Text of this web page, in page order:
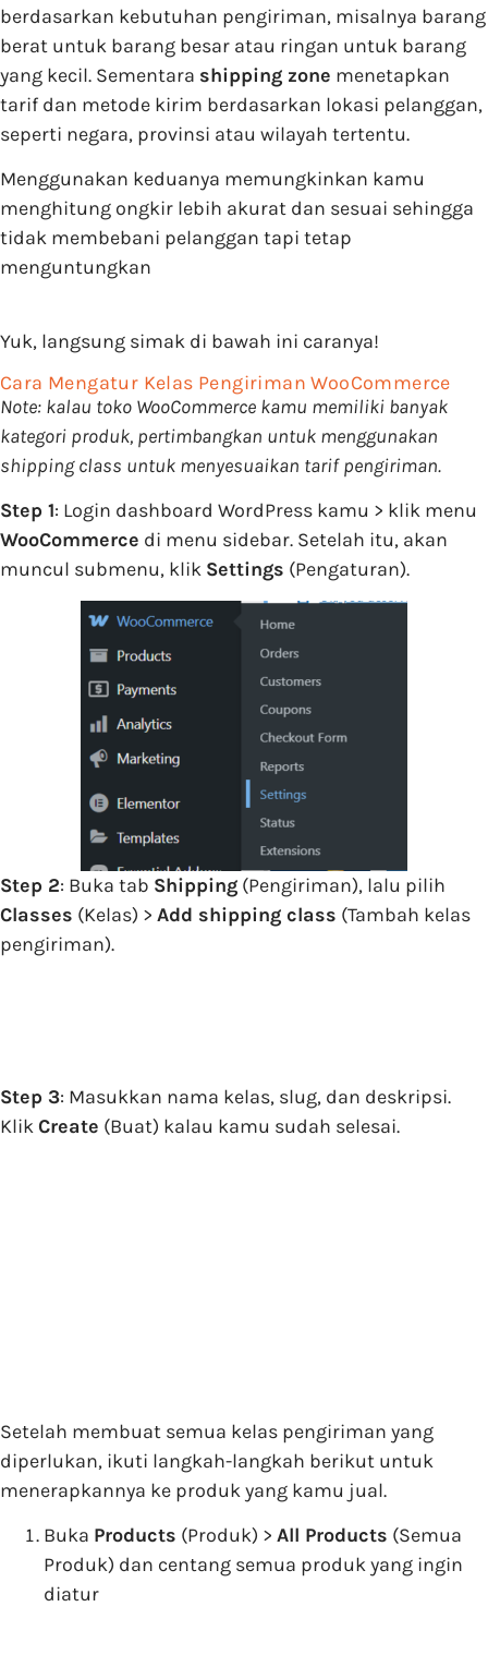
berdasarkan kebutuhan pengiriman, misalnya barang
berat untuk barang besar atau ringan untuk barang
yang kecil. Sementara shipping zone menetapkan
tarif dan metode kirim berdasarkan lokasi pelanggan,
seperti negara, provinsi atau wilayah tertentu.
Menggunakan keduanya memungkinkan kamu
menghitung ongkir lebih akurat dan sesuai sehingga
tidak membebani pelanggan tapi tetap
menguntungkan
Yuk, langsung simak di bawah ini caranya!
Cara Mengatur Kelas Pengiriman WooCommerce
Note: kalau toko WooCommerce kamu memiliki banyak
kategori produk, pertimbangkan untuk menggunakan
shipping class untuk menyesuaikan tarif pengiriman.
Step 1: Login dashboard WordPress kamu > klik menu
WooCommerce di menu sidebar. Setelah itu, akan
muncul submenu, klik Settings (Pengaturan).
Step 2: Buka tab Shipping (Pengiriman), lalu pilih
Classes (Kelas) > Add shipping class (Tambah kelas
pengiriman).
Step 3: Masukkan nama kelas, slug, dan deskripsi.
KlikCreate (Buat) kalau kamu sudah selesai.
Setelah membuat semua kelas pengiriman yang
diperlukan, ikuti langkah-langkah berikut untuk
menerapkannya ke produk yang kamu jual.
Buka Products (Produk) > All Products (Semua
Produk) dan centang semua produk yang ingin
diatur